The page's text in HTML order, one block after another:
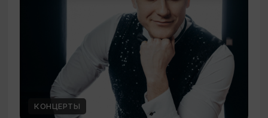
КОНЦЕРТЫ